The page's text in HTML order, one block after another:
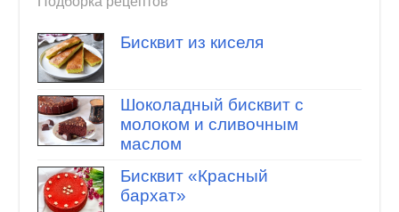
Бисквит из киселя
Шоколадный бисквит с
молоком и сливочным
маслом
Бисквит «Красный
бархат»